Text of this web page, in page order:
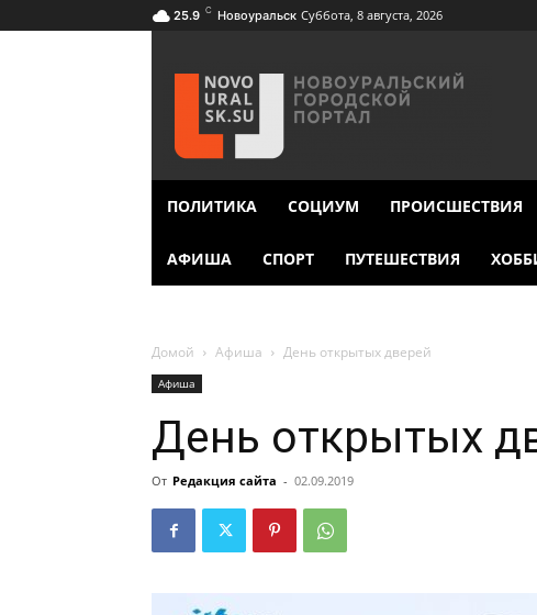
25.9 C Новоуральск Суббота, 8 августа, 2026
ПОЛИТИКА СОЦИУМ ПРОИСШЕСТВИЯ
АФИША СПОРТ ПУТЕШЕСТВИЯ
Домой Афиша День открытых дверей
Афиша
День открытых
От Редакция сайта - 02.09.2019